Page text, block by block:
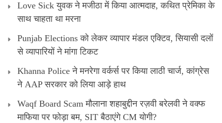
Love Sick युवक ने मजीठा में किया आत्मदाह, कथित प्रेमिका के
साथ चाहता था मरना
Punjab Elections को लेकर व्यापार मंडल एक्टिव, सियासी दलों
से व्यापारियों ने मांगा टिकट
Khanna Police ने मनरेगा वर्कर्स पर किया लाठी चार्ज, कांग्रेस
ने AAP सरकार को लिया आड़े हाथ
Waqf Board Scam मौलाना शहाबुद्दीन रज़वी बरेलवी ने वक्फ
माफिया पर फोड़ा बम, SIT बैठाएंगे CM योगी?